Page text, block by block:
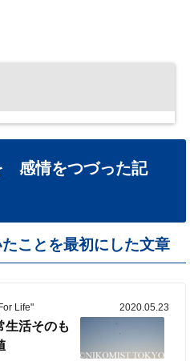
感情をつづった記
ことを最初にした文章
Life" 2020.05.23
生活そのも